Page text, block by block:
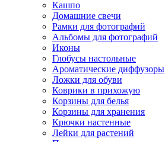
Кашпо
Домашние свечи
Рамки для фотографий
Альбомы для фотографий
Иконы
Глобусы настольные
Ароматические диффузоры
Ложки для обуви
Коврики в прихожую
Корзины для белья
Корзины для хранения
Крючки настенные
Лейки для растений